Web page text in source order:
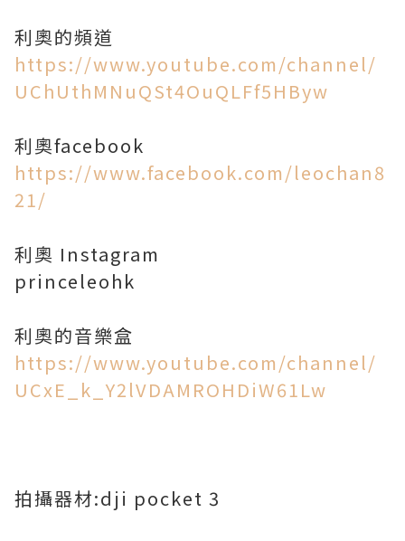
https://www.youtube.com/channel/
UChUthMNuQSt4OuQLFf5HByw
https://www.facebook.com/leochan8
21/
利奧 Instagram
princeleohk
https://www.youtube.com/channel/
UCxE_k_Y2lVDAMROHDiW61Lw
拍攝器材:dji pocket 3